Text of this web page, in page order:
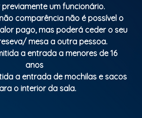
um funcionário.
comparência não é possível o
pago, mas poderá ceder o seu
mesa a outra pessoa.
a entrada a menores de 16
anos
a entrada de mochilas e sacos
o interior da sala.